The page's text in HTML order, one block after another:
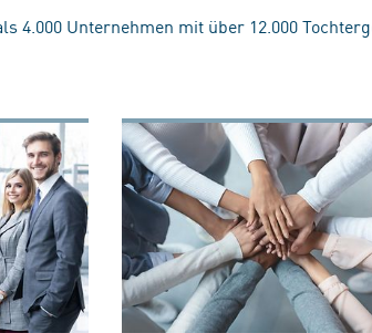
Unternehmen mit über 12.000